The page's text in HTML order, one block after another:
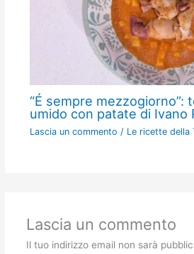
“É sempre mezzogiorno”:
umido con patate di Ivano
Lascia un commento / Le ricette della
Lascia un commento
Il tuo indirizzo email non sarà